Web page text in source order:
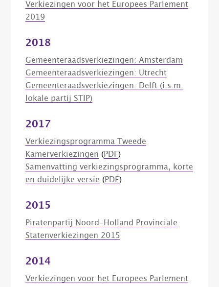
Verkiezingen voor het Europees Parlement
2019
2018
Gemeenteraadsverkiezingen: Amsterdam
Gemeenteraadsverkiezingen: Utrecht
Gemeenteraadsverkiezingen: Delft (i.s.m.
lokale partij STIP)
2017
Verkiezingsprogramma Tweede
Kamerverkiezingen (PDF)
Samenvatting verkiezingsprogramma, korte
en duidelijke versie (PDF)
2015
Piratenpartij Noord-Holland Provinciale
Statenverkiezingen 2015
2014
Verkiezingen voor het Europees Parlement